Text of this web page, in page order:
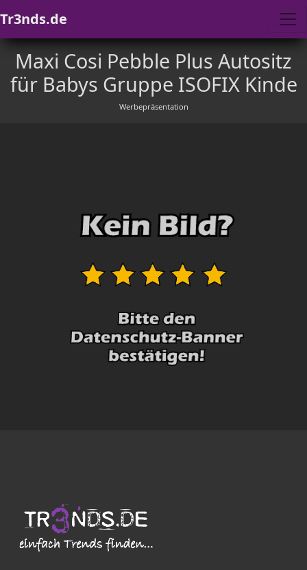
Tr3nds.de
Maxi Cosi Pebble Plus Autositz
für Babys Gruppe ISOFIX Kinde
Werbepräsentation